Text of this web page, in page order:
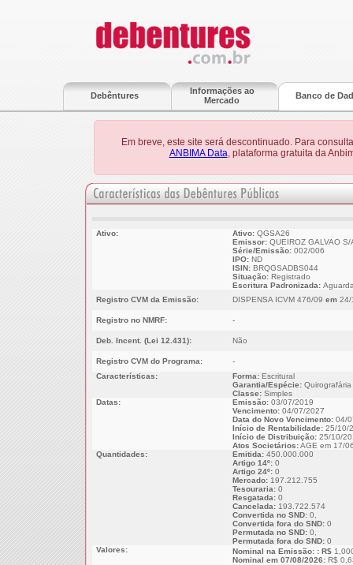
Debêntures
Informações ao
Mercado
Banco de
Em breve, este site será descontinuado. Para
ANBIMA Data, plataforma gratuita da
Ativo: Ativo:QGSA26
Emissor:QUEIROZ GALVAO S/
Série/Emissão:002/006
IPO: ND
ISIN:BRQGSADBS044
Situação:Registrado
Escritura Padronizada:
Registro CVM da Emissão:
DISPENSA ICVM 476/09 em24/
Registro no NMRF: -
Deb. Incent. (Lei 12.431): Não
Registro CVM do Programa:
-
Características:
Forma:Escritural
Garantia/Espécie:Quirografária
Classe:Simples
Datas:
Emissão:03/07/2019
Vencimento: 04/07/2027
Data do Novo Vencimento:04/
Início de Rentabilidade:25/10/
Início de Distribuição:25/10/
Atos Societários:AGE em 17/
Quantidades:
Emitida:450.000.000
Artigo 14º:0
Artigo 24º:0
Mercado:197.212.755
Tesouraria:0
Resgatada:0
Cancelada:193.722.574
Convertida no SND:0,
Convertida fora do SND:0
Permutada no SND:0,
Permutada fora do SND:0
Valores:
Nominal na Emissão: : R$
Nominal em 07/08/2026:R$